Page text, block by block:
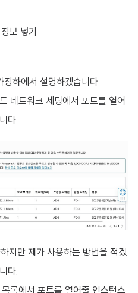
보 넣기
하에서 설명하겠습니다.
네트워크 세팅에서 포트를 열어
다.
지만 제가 사용하는 방법을 적겠
다.
록에서 포트를 열어줄 인스턴스